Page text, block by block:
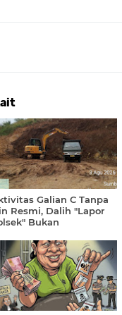
Galian C Tanpa
Resmi, Dalih "Lapor
Bukan